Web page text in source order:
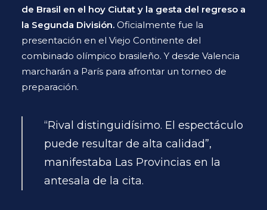
de Brasil en el hoy Ciutat y la gesta del regreso a
la Segunda División. Oficialmente fue la
presentación en el Viejo Continente del
combinado olímpico brasileño. Y desde Valencia
marcharán a París para afrontar un torneo de
preparación.
“Rival distinguidísimo. El espectáculo
puede resultar de alta calidad”,
manifestaba Las Provincias en la
antesala de la cita.